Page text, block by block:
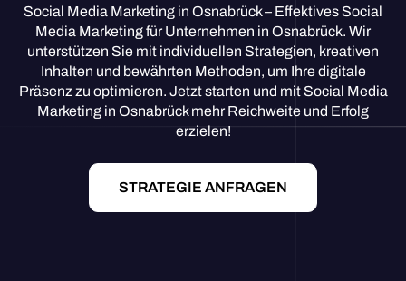
Social Media Marketing in Osnabrück – Effektives Social
Media Marketing für Unternehmen in Osnabrück. Wir
unterstützen Sie mit individuellen Strategien, kreativen
Inhalten und bewährten Methoden, um Ihre digitale
Präsenz zu optimieren. Jetzt starten und mit Social Media
Marketing in Osnabrück mehr Reichweite und Erfolg
erzielen!
STRATEGIE ANFRAGEN